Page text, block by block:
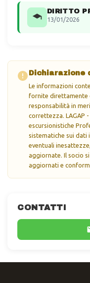
CONTATTI
DIRITTO
13/01/2026
Dichiarazione
Le informazioni
fornite direttamente
responsabilità in
correttezza. LAGAP
escursionistiche
sistematiche sui dati
eventuali
aggiornate. Il socio
aggiornati e